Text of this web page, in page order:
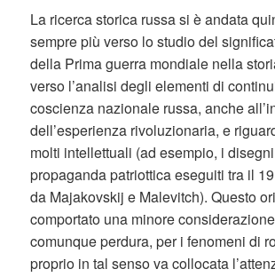
La ricerca storica russa si è andata
sempre più verso lo studio del
della Prima guerra mondiale nella
verso l’analisi degli elementi di
coscienza nazionale russa, anche
dell’esperienza rivoluzionaria, e
molti intellettuali (ad esempio, i
propaganda patriottica eseguiti tra il
da Majakovskij e Malevitch). Questo
comportato una minore
comunque perdura, per i fenomeni di
proprio in tal senso va collocata